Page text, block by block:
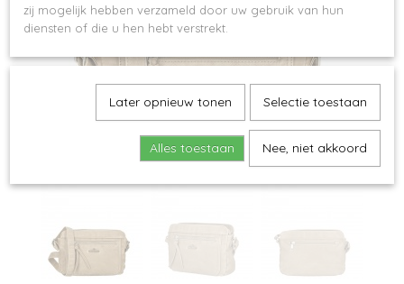
zij mogelijk hebben verzameld door uw gebruik van hun
diensten of die u hen hebt verstrekt.
Later opnieuw tonen Selectie toestaan
Alles toestaan Nee, niet akkoord